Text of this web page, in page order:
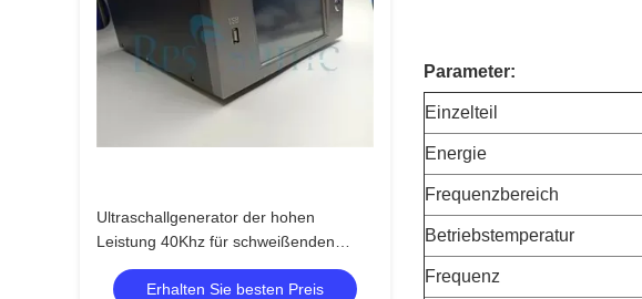
Ultraschallgenerator der hohen
Leistung 40Khz für schweißenden
schneidenen flüssigen Prozessor
Erhalten Sie besten Preis
Parameter:
Einzelteil
Energie
Frequenzbereich
Betriebstemperatur
Frequenz